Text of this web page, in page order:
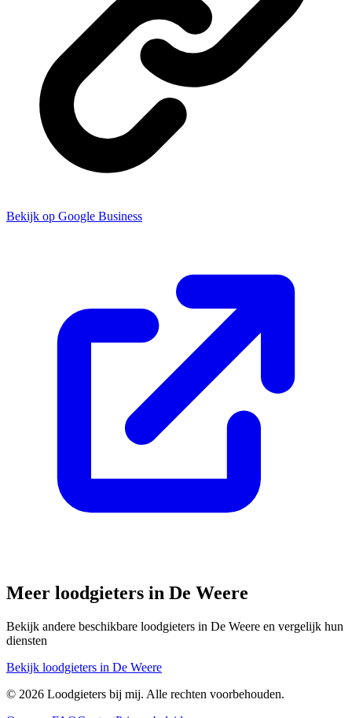
Bekijk op Google Business
Meer loodgieters in De Weere
Bekijk andere beschikbare loodgieters in De Weere en vergelijk hun
diensten
Bekijk loodgieters in De Weere
© 2026 Loodgieters bij mij. Alle rechten voorbehouden.